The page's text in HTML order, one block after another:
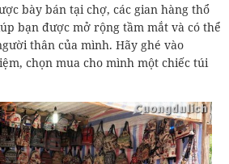
bày bán tại chợ, các gian hàng thổ
bạn được mở rộng tầm mắt và có thể
thân của mình. Hãy ghé vào
chọn mua cho mình một chiếc túi